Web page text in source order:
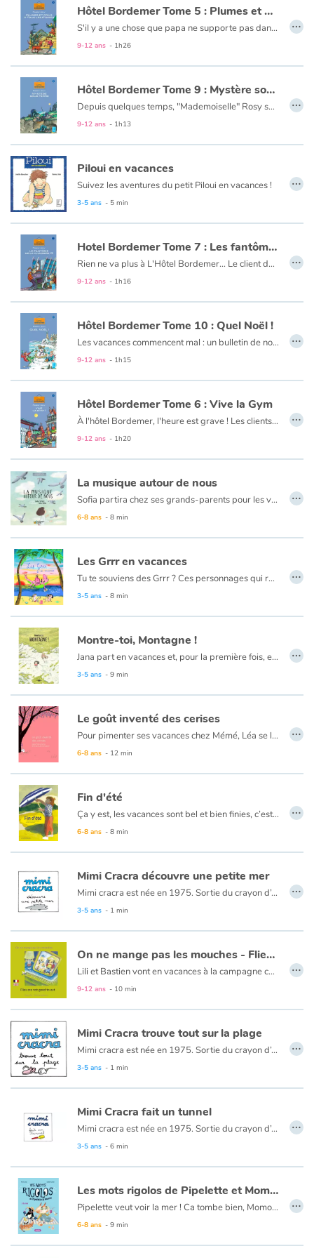
Hôtel Bordemer Tome 5 : Plumes et poils à tous les étages
S'il y a une chose que papa ne supporte pas dans son hôtel, ce sont les animaux. Mais quand une cliente est arrivée avec un adorable petit chat dans les bras, je n'ai pas eu le courage de lui dire non. J'étais loin de me douter que suivraient un chien de chasse et un perroquet et qu'il allait falloir se surpasser pour faire s'entendre tout ce petit monde...
9-12 ans - 1h26
…
Hôtel Bordemer Tome 9 : Mystère sous terre
Depuis quelques temps, "Mademoiselle" Rosy se prend pour une championne, tout ça parce qu'elle participe à une compétition de natation !
9-12 ans - 1h13
…
Piloui en vacances
Suivez les aventures du petit Piloui en vacances !
3-5 ans - 5 min
…
Hotel Bordemer Tome 7 : Les fantômes de la chambre 13
Rien ne va plus à L'Hôtel Bordemer... Le client de la chambre 13 n'a pas fermé l'œil de la nuit : des bruits étranges l'ont empêché de dormir ! D'après Mme Simone, la cuisinière, c'est une affaire de fantôme. Mauvaise publicité pour l'hôtel... qui met mon père (le patron) de très mauvaise humeur. Rosy et moi, on a décidé - enfin, Rosy plus que moi - de tirer au clair cette histoire de fantôme !
9-12 ans - 1h16
…
Hôtel Bordemer Tome 10 : Quel Noël !
Les vacances commencent mal : un bulletin de notes minable, aucun cadeau en vue pour Noël et des exercices supplémentaires à faire chaque matin. En plus M. Bordemer, le père de mon copain Georges-Albert, a annoncé qu'il allait ouvrir l'hôtel pour les fêtes. Je sens qu'on n'est pas près de manger de la dinde !
9-12 ans - 1h15
…
Hôtel Bordemer Tome 6 : Vive la Gym
À l'hôtel Bordemer, l'heure est grave ! Les clients s'en vont de plus en plus tôt à la fin de la saison et M. Bordemer, le patron, ne sait pas très bien par quel moyen les retenir. Moi Rosy, comme je suis super-forte en gym, j'ai proposé qu'on organise des cours, un petit plus qui ferait toute la différence... Mais j'étais loin de me douter à quel point il allait y avoir du sport dans notre petit hôtel !
9-12 ans - 1h20
…
La musique autour de nous
Sofia partira chez ses grands-parents pour les vacances. Elle quittera la plage près de chez elle, le chant des vagues et les murmures du sable, sachant que les sons de la forêt l’attendent. Parmi les pins sombres et les chênes majestueux, elle découvrira la mélodie de la forêt, les sons d’un renard, d’une chouette et d’un loup. En arrivant à la clairière du bois où la lune trône, elle sentira le vent souffler comme au bord l’eau. Elle lèvera sa baguette invisible vers les étoiles, offrant en cadeau à la forêt la musique de la mer.
6-8 ans - 8 min
…
Les Grrr en vacances
Tu te souviens des Grrr ? Ces personnages qui ronchonnent tout le temps ?
Il s’agit d’un album jeunesse très drôle qui vous fera voir la vie du bon côté et profiter des plaisirs simples qu’elle vous offre.
3-5 ans - 8 min
…
Montre-toi, Montagne !
Jana part en vacances et, pour la première fois, elle va voir la montagne. Impatiente, elle passe le voyage à en parler à son chien, à poser des questions à ses parents ou à rêver de ce gros rocher aussi haut que les nuages. Mais quelle déception, en se rapprochant du chalet, elle découvre que la montagne se cache dans la brume. Ce soir-là, Jana s’endort inquiète et déçue. Pourra-t-elle enfin voir en vrai la montagne ?
3-5 ans - 9 min
…
Le goût inventé des cerises
Pour pimenter ses vacances chez Mémé, Léa se lance dans une chasse au trésor avec sa cousine Jeanne. Résultat : Mémé se fâche. Léa est pourtant bien décidée à le trouver, ce trésor.
6-8 ans - 12 min
…
Fin d'été
Ça y est, les vacances sont bel et bien finies, c’est le moment de rentrer à la maison. Mais, comme dit Papa dans la voiture : « Il ne faut pas se laisser abattre ! » . Ce retour d’abord douloureux ne peut-il pas se transformer en un moment de partage ? Et si l’on faisait un petit détour ? Et si les vacances pouvaient être un peu prolongées ?
6-8 ans - 8 min
…
Mimi Cracra découvre une petite mer
Mimi cracra est née en 1975. Sortie du crayon d’Agnès Rosenstiehl pour le magazine “Pomme d’api”, cette petite fille aux joues roses et cheveux bruns à laquelle il est facile de s’identifier nous entraîne avec humour dans ses aventures quotidiennes.
3-5 ans - 1 min
…
On ne mange pas les mouches - Flies are not good to eat
Lili et Bastien vont en vacances à la campagne chez tonton Fernand et tata Hélène. Lili aime jardiner. Bastien, son petit frère, a envie de tout goûter. Mais, dans le jardin, tout n'est pas forcément bon à manger.
Le texte est en français et en anglais.
9-12 ans - 10 min
…
Mimi Cracra trouve tout sur la plage
Mimi cracra est née en 1975. Sortie du crayon d’Agnès Rosenstiehl pour le magazine “Pomme d’api”, cette petite fille aux joues roses et cheveux bruns à laquelle il est facile de s’identifier nous entraîne avec humour dans ses aventures quotidiennes.
3-5 ans - 1 min
…
Mimi Cracra fait un tunnel
Mimi cracra est née en 1975. Sortie du crayon d’Agnès Rosenstiehl pour le magazine “Pomme d’api”, cette petite fille aux joues roses et cheveux bruns à laquelle il est facile de s’identifier nous entraîne avec humour dans ses aventures quotidiennes.
3-5 ans - 6 min
…
Les mots rigolos de Pipelette et Momo : À la mer
Pipelette veut voir la mer ! Ca tombe bien, Momo, son voisin de chat, lui avait promis qu’il l’emmènerait. Soleil, sable chaud, coquillages… C’est le paradis pour nos deux amis. Mais c’est sans compter sur un craffeux, oui un crabe-affreux, qui a décidé de leur gâcher leur petite excursion !
6-8 ans - 9 min
…